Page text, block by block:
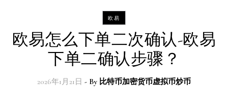
欧易
欧易怎么下单二次确认-欧易
下单二确认步骤？
2026年1月21日 - By 比特币加密货币虚拟币炒币